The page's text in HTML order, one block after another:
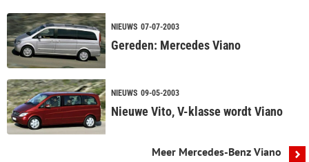
NIEUWS 07-07-2003
Gereden: Mercedes Viano
NIEUWS 09-05-2003
Nieuwe Vito, V-klasse wordt Viano
Meer Mercedes-Benz Viano